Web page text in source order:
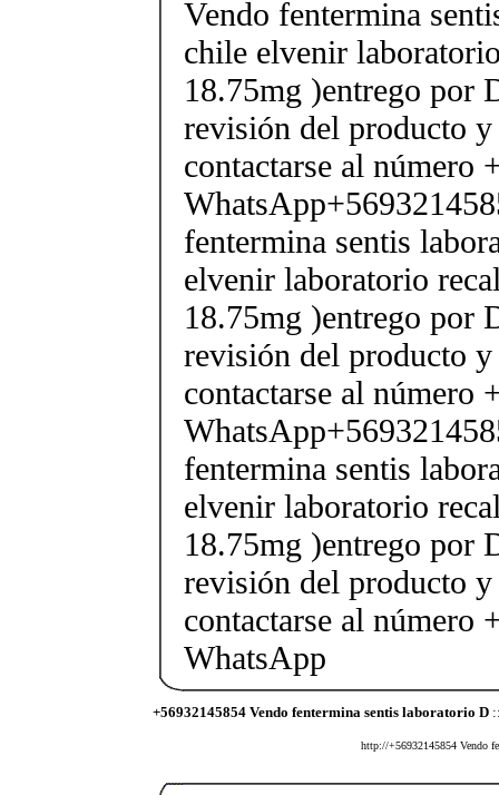
Vendo fentermina
chile elvenir
18.75mg )entrego por
revisión del producto
contactarse al número
fentermina sentis
elvenir laboratorio
18.75mg )entrego por
revisión del producto
contactarse al número
fentermina sentis
elvenir laboratorio
18.75mg )entrego por
revisión del producto
contactarse al número
WhatsApp
+56932145854 Vendo fentermina sentis laboratorio D::
http://+56932145854 Vendo